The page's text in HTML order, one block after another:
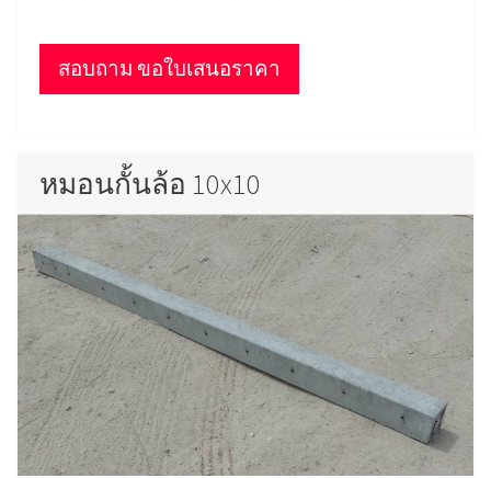
สอบถาม ขอใบเสนอราคา
หมอนกั้นล้อ 10x10